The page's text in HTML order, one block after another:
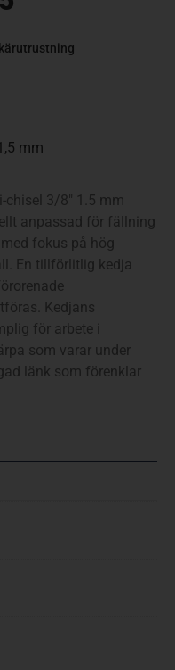
mm
chisel 3/8″ 1.5 mm
anpassad för fällning
fokus på hög
En tillförlitlig kedja
Kedjans
för arbete i
som varar under
länk som förenklar